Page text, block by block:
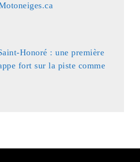
Honoré : une première
fort sur la piste comme